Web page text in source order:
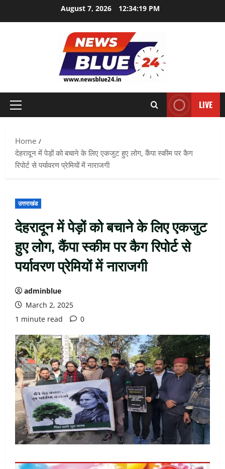
August 7, 2026 12:34:20 PM
Primary
LIVE
Home
देहरादून में पेड़ों को बचाने के लिए एकजुट हुए लोग, कैंपा स्कीम पर कैग
रिपोर्ट से पर्यावरण प्रेमियों में नाराजगी
उत्तराखंड
देहरादून में पेड़ों को बचाने के लिए एकजुट
हुए लोग, कैंपा स्कीम पर कैग रिपोर्ट से
पर्यावरण प्रेमियों में नाराजगी
adminblue
March 2, 2025
1 minute read
0